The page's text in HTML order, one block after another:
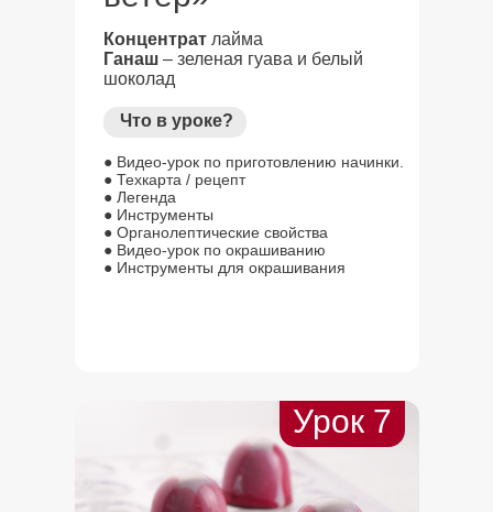
Концентрат лайма
Ганаш – зеленая гуава и белый
шоколад
● Видео-урок по приготовлению начинки.
● Техкарта / рецепт
● Легенда
● Инструменты
● Органолептические свойства
● Видео-урок по окрашиванию
● Инструменты для окрашивания
Что в уроке?
Урок 7